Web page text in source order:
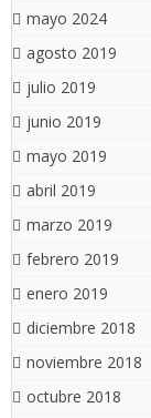
mayo 2024
agosto 2019
julio 2019
junio 2019
mayo 2019
abril 2019
marzo 2019
febrero 2019
enero 2019
diciembre 2018
noviembre 2018
octubre 2018